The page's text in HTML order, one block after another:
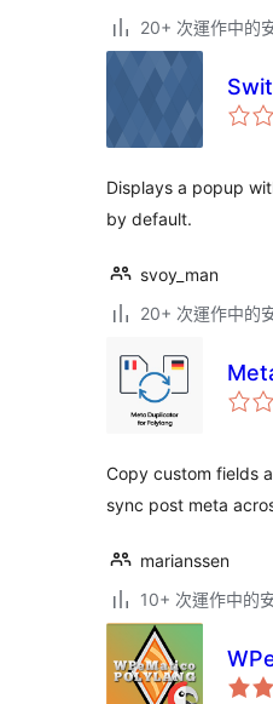
20+ 次運作中的
Displays a popup
by default.
svoy_man
20+ 次運作中的
Copy custom fields
sync post meta
marianssen
10+ 次運作中的